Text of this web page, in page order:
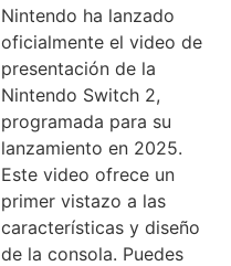
Nintendo ha lanzado
oficialmente el video de
presentación de la
Nintendo Switch 2,
programada para su
lanzamiento en 2025.
Este video ofrece un
primer vistazo a las
características y diseño
de la consola. Puedes